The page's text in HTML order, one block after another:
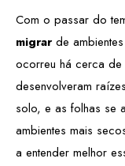
Com o passar do
migrarde
ocorreu há cerca de
desenvolveram
solo, e as folhas se
ambientes mais
a entender melhor